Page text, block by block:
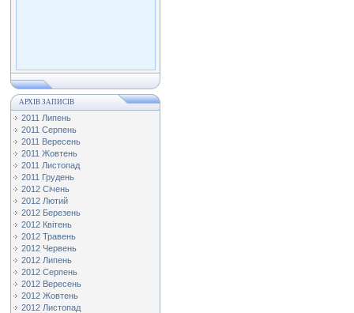
АРХІВ ЗАПИСІВ
2011 Липень
2011 Серпень
2011 Вересень
2011 Жовтень
2011 Листопад
2011 Грудень
2012 Січень
2012 Лютий
2012 Березень
2012 Квітень
2012 Травень
2012 Червень
2012 Липень
2012 Серпень
2012 Вересень
2012 Жовтень
2012 Листопад